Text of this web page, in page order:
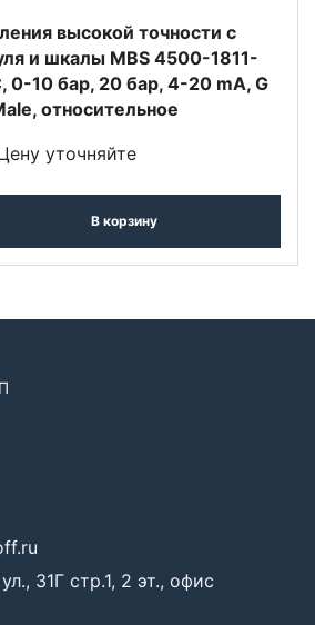
высокой точности с
и шкалы MBS 4500-1811-
0-10 бар, 20 бар, 4-20 mA, G
относительное
уточняйте
В корзину
31Г стр.1, 2 эт., офис